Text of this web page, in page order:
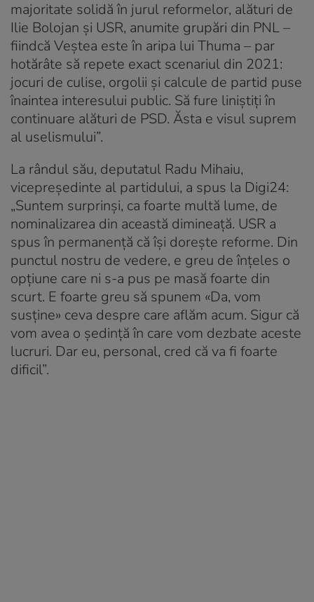
majoritate solidă în jurul reformelor, alături de
Ilie Bolojan și USR, anumite grupări din PNL –
fiindcă Veștea este în aripa lui Thuma – par
hotărâte să repete exact scenariul din 2021:
jocuri de culise, orgolii și calcule de partid puse
înaintea interesului public. Să fure liniștiți în
continuare alături de PSD. Ăsta e visul suprem
al uselismului”.
La rândul său, deputatul Radu Mihaiu,
vicepreședinte al partidului, a spus la Digi24:
„Suntem surprinși, ca foarte multă lume, de
nominalizarea din această dimineață. USR a
spus în permanență că își dorește reforme. Din
punctul nostru de vedere, e greu de înțeles o
opțiune care ni s-a pus pe masă foarte din
scurt. E foarte greu să spunem «Da, vom
susține» ceva despre care aflăm acum. Sigur că
vom avea o ședință în care vom dezbate aceste
lucruri. Dar eu, personal, cred că va fi foarte
dificil”.